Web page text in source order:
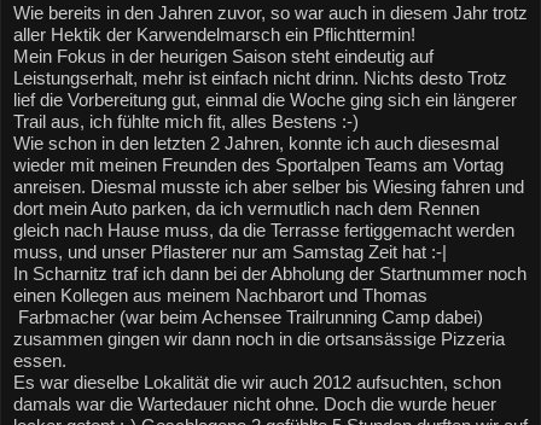
Wie bereits in den Jahren zuvor, so war auch in diesem Jahr trotz
aller Hektik der Karwendelmarsch ein Pflichttermin!
Mein Fokus in der heurigen Saison steht eindeutig auf
Leistungserhalt, mehr ist einfach nicht drinn. Nichts desto Trotz
lief die Vorbereitung gut, einmal die Woche ging sich ein längerer
Trail aus, ich fühlte mich fit, alles Bestens :-)
Wie schon in den letzten 2 Jahren, konnte ich auch diesesmal
wieder mit meinen Freunden des Sportalpen Teams am Vortag
anreisen. Diesmal musste ich aber selber bis Wiesing fahren und
dort mein Auto parken, da ich vermutlich nach dem Rennen
gleich nach Hause muss, da die Terrasse fertiggemacht werden
muss, und unser Pflasterer nur am Samstag Zeit hat :-|
In Scharnitz traf ich dann bei der Abholung der Startnummer noch
einen Kollegen aus meinem Nachbarort und Thomas
Farbmacher (war beim Achensee Trailrunning Camp dabei)
zusammen gingen wir dann noch in die ortsansässige Pizzeria
essen.
Es war dieselbe Lokalität die wir auch 2012 aufsuchten, schon
damals war die Wartedauer nicht ohne. Doch die wurde heuer